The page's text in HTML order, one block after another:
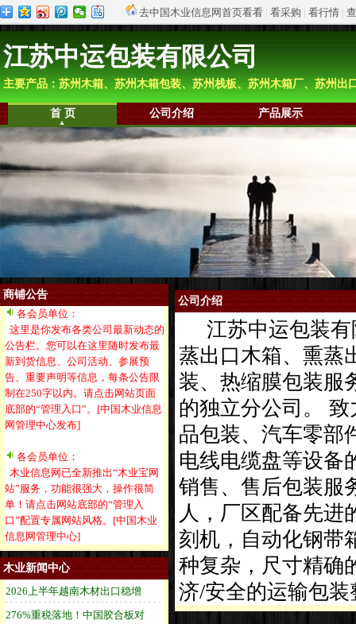
去中国木业信息网首页看看 | 看采购 | 看行情 |
江苏中运包装有限公司
主要产品：苏州木箱、苏州木箱包装、苏州栈板、苏州木箱厂、苏州
首 页 公司介绍 产品展示
商铺公告
各会员单位：
这里是你发布各类公司最新动态的
公告栏。您可以在这里随时发布最
新到货信息、公司活动、参展预
告、重要声明等信息，每条公告限
制在250字以内。请点击网站页面
底部的“管理入口”。[中国木业信息
网管理中心发布]
各会员单位：
木业信息网已全新推出“木业宝网
站”服务，功能很强大，操作很简
单！请点击网站底部的“管理入
口”配置专属网站风格。[中国木业
信息网管理中心]
木业新闻中心
公司介绍
江苏中运包装有
蒸出口木箱、熏蒸
装、热缩膜包装服
的独立分公司。
品包装、汽车零部
电线电缆盘等设备
销售、售后包装服
人，厂区配备先进
刻机，自动化钢带
种复杂，尺寸精确
济/安全的运输包